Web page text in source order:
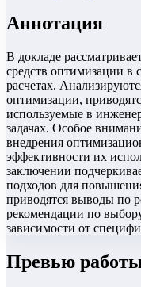
Аннотация
В докладе
средств оптимизации в
расчетах.
оптимизации,
используемые в
задачах. Особое
внедрения
эффективности их
заключении
подходов для
приводятся выводы по
рекомендации по
зависимости от
Превью